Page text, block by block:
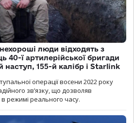
люди відходять з
40-ї артилерійської бригади
155-й калібр і Starlink
операції восени 2022 року
зв’язку, що дозволяв
режимі реального часу.